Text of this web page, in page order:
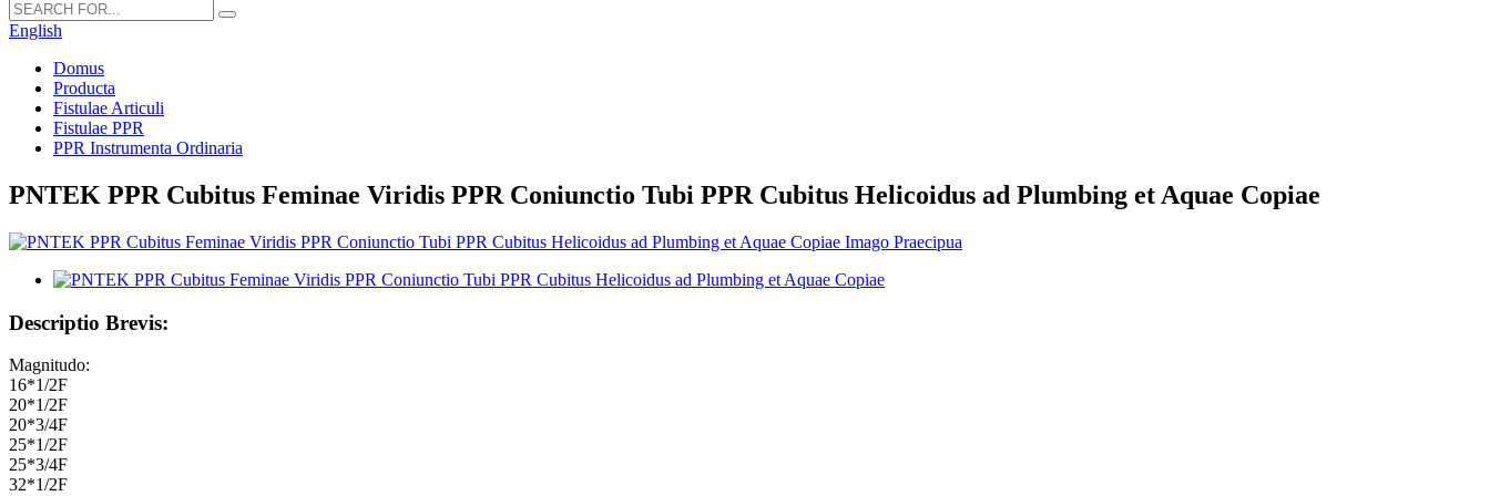
English
Domus
Producta
Fistulae Articuli
Fistulae PPR
PPR Instrumenta Ordinaria
PNTEK PPR Cubitus Feminae Viridis PPR Coniunctio Tubi PPR Cubitus Helicoidus ad Plumbing et Aquae Copiae
Descriptio Brevis:
Magnitudo:
16*1/2F
20*1/2F
20*3/4F
25*1/2F
25*3/4F
32*1/2F